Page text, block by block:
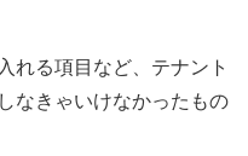
れる項目など、テナント
なきゃいけなかったもの